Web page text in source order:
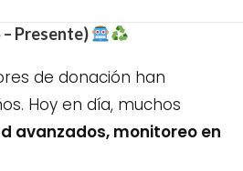
Presente)
de donación han
Hoy en día, muchos
avanzados, monitoreo en